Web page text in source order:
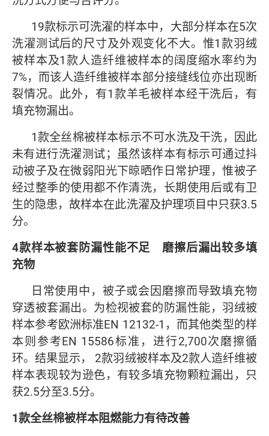
19款标示可洗濯的样本中，大部分样本在5次
洗濯测试后的尺寸及外观变化不大。惟1款羽绒
被样本及1款人造纤维被样本的阔度缩水率约为
7%，而该人造纤维被样本部分接缝线位亦出现断
裂情况。此外，有1款羊毛被样本经干洗后，有
填充物漏出。
1款全丝棉被样本标示不可水洗及干洗，因此
未有进行洗濯测试；虽然该样本有标示可通过抖
动被子及在微弱阳光下晾晒作日常护理，惟被子
经过整季的使用都不作清洗，长期使用后或有卫
生的隐患，故样本在此洗濯及护理项目中只获3.5
分。
4款样本被套防漏性能不足 磨擦后漏出较多填
充物
日常使用中，被子或会因磨擦而导致填充物
穿透被套漏出。为检视被套的防漏性能，羽绒被
样本参考欧洲标准EN 12132-1，而其他类型的样
本则参考EN 15586标准，进行2,700次磨擦循
环。结果显示， 2款羽绒被样本及2款人造纤维被
样本表现较为逊色，有较多填充物颗粒漏出，只
获2.5分至3.5分。
1款全丝棉被样本阻燃能力有待改善